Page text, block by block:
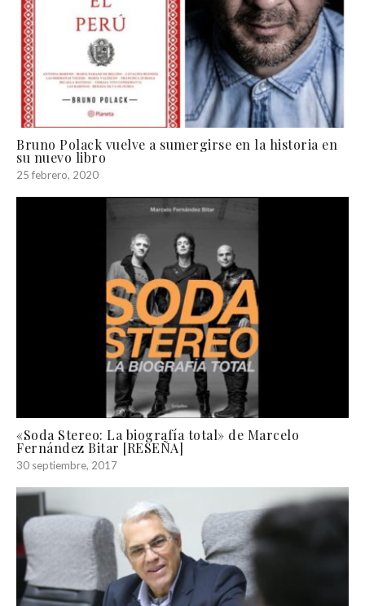
Bruno Polack vuelve a sumergirse en la historia en
su nuevo libro
25 febrero, 2020
«Soda Stereo: La biografía total» de Marcelo
Fernández Bitar [RESEÑA]
30 septiembre, 2017